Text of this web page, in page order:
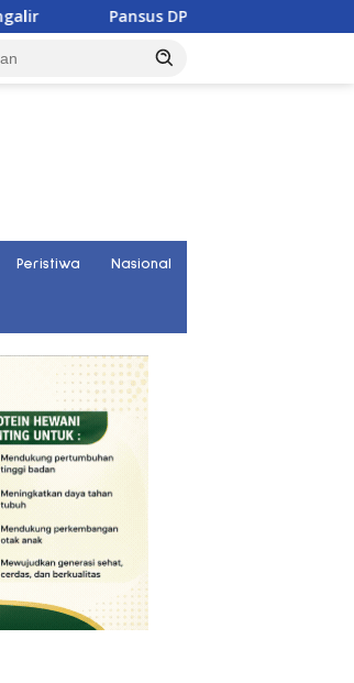
Pansus DPRD Sulteng Janji Kawal Tuntas
Peristiwa Nasional